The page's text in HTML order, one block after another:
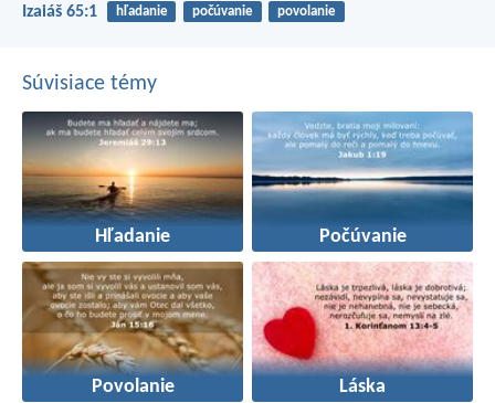
Izaiáš 65:1 hľadanie počúvanie povolanie
Súvisiace témy
Hľadanie Počúvanie
Povolanie Láska